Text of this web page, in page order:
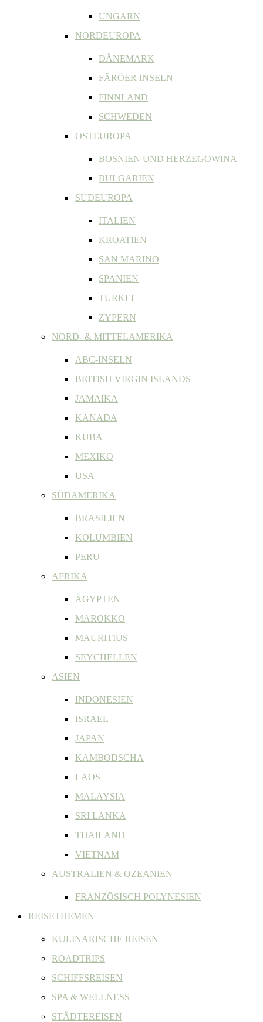
UNGARN
NORDEUROPA
DÄNEMARK
FÄRÖER INSELN
FINNLAND
SCHWEDEN
OSTEUROPA
BOSNIEN UND HERZEGOWINA
BULGARIEN
SÜDEUROPA
ITALIEN
KROATIEN
SAN MARINO
SPANIEN
TÜRKEI
ZYPERN
NORD- & MITTELAMERIKA
ABC-INSELN
BRITISH VIRGIN ISLANDS
JAMAIKA
KANADA
KUBA
MEXIKO
USA
SÜDAMERIKA
BRASILIEN
KOLUMBIEN
PERU
AFRIKA
ÄGYPTEN
MAROKKO
MAURITIUS
SEYCHELLEN
ASIEN
INDONESIEN
ISRAEL
JAPAN
KAMBODSCHA
LAOS
MALAYSIA
SRI LANKA
THAILAND
VIETNAM
AUSTRALIEN & OZEANIEN
FRANZÖSISCH POLYNESIEN
REISETHEMEN
KULINARISCHE REISEN
ROADTRIPS
SCHIFFSREISEN
SPA & WELLNESS
STÄDTEREISEN